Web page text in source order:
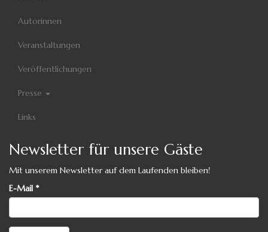
Autorinnen
Veranstaltungen
Veröffentlichungen
Presse
Links
Newsletter für unsere Gäste
Mit unserem Newsletter auf dem Laufenden bleiben!
E-Mail *